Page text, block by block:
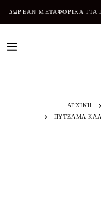
ΔΩΡΕΑΝ ΜΕΤΑΦΟΡΙΚΑ ΓΙΑ
ΑΡΧΙΚΗ
ΠΥΤΖΑΜΑ